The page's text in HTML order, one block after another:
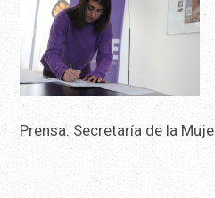
Prensa: Secretaría de la